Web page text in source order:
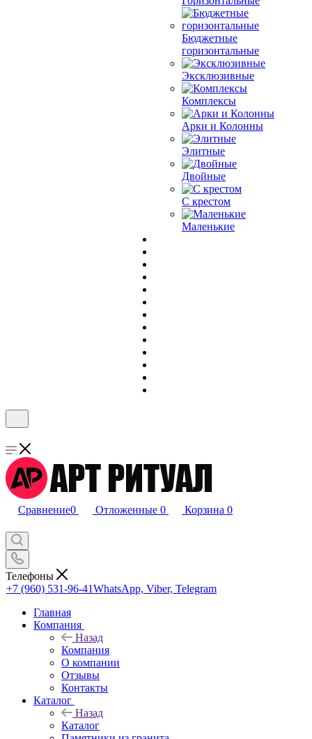
Бюджетные
горизонтальные
Эксклюзивные
Комплексы
Арки и Колонны
Элитные
Двойные
С крестом
Маленькие
Сравнение0 Отложенные 0 Корзина 0
Телефоны
+7 (960) 531-96-41WhatsApp, Viber, Telegram
Главная
Компания
Назад
Компания
О компании
Отзывы
Контакты
Каталог
Назад
Каталог